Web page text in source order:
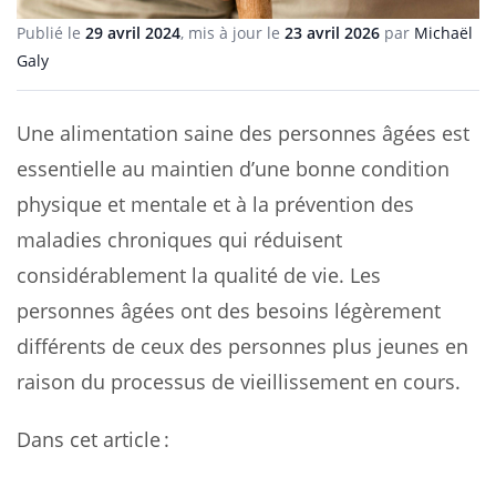
Publié le 29 avril 2024, mis à jour le 23 avril 2026 par Michaël
Galy
Une alimentation saine des personnes âgées est
essentielle au maintien d’une bonne condition
physique et mentale et à la prévention des
maladies chroniques qui réduisent
considérablement la qualité de vie. Les
personnes âgées ont des besoins légèrement
différents de ceux des personnes plus jeunes en
raison du processus de vieillissement en cours.
Dans cet article :